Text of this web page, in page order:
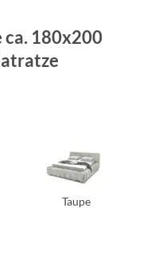
180x200
Taupe